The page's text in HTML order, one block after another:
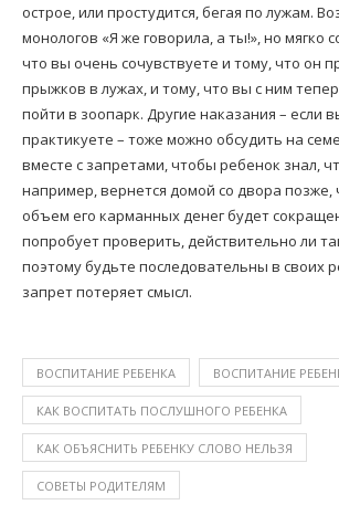
острое, или простудится, бегая по лужам.
монологов «Я же говорила, а ты!», но мягко
что вы очень сочувствуете и тому, что он
прыжков в лужах, и тому, что вы с ним
пойти в зоопарк. Другие наказания – если
практикуете – тоже можно обсудить на
вместе с запретами, чтобы ребенок знал,
например, вернется домой со двора позже,
объем его карманных денег будет
попробует проверить, действительно ли
поэтому будьте последовательны в своих
запрет потеряет смысл.
ВОСПИТАНИЕ РЕБЕНКА ВОСПИТАНИЕ
КАК ВОСПИТАТЬ ПОСЛУШНОГО РЕБЕНКА
КАК ОБЪЯСНИТЬ РЕБЕНКУ СЛОВО НЕЛЬЗЯ
СОВЕТЫ РОДИТЕЛЯМ